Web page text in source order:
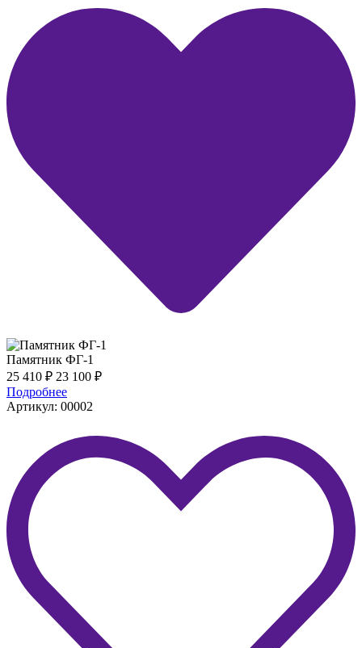
Памятник ФГ-1
25 410 ₽ 23 100 ₽
Подробнее
Артикул: 00002